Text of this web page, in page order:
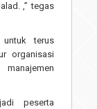
,” tegas
terus
organisasi
peserta